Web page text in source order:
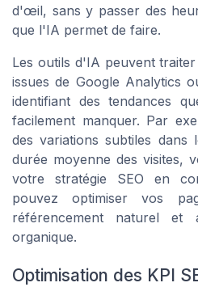
d'œil, sans y passer des
que l'IA permet de faire.
Les outils d'IA peuvent
issues de Google Analytics
identifiant des tendances
facilement manquer. Par
des variations subtiles
durée moyenne des visites,
votre stratégie SEO en
pouvez optimiser vos
référencement naturel et
organique.
Optimisation des KPI